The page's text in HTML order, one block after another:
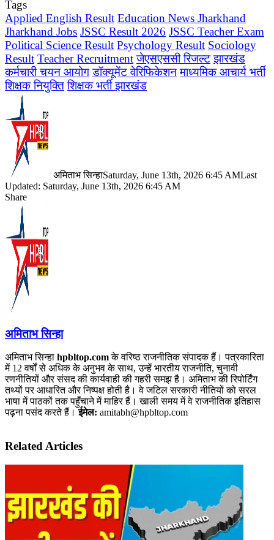
Tags
Applied English Result Education News Jharkhand
Jharkhand Jobs JSSC Result 2026 JSSC Teacher Exam
Political Science Result Psychology Result Sociology
Result Teacher Recruitment जेएसएससी रिजल्ट झारखंड
कर्मचारी चयन आयोग डॉक्यूमेंट वेरिफिकेशन माध्यमिक आचार्य भर्ती
शिक्षक नियुक्ति शिक्षक भर्ती झारखंड
अमिताभ सिन्हाSaturday, June 13th, 2026 6:45 AMLast
Updated: Saturday, June 13th, 2026 6:45 AM
Share
Facebook
LinkedIn
Pinterest
WhatsApp
Telegram
अमिताभ सिन्हा
अमिताभ सिन्हा hpbltop.comके वरिष्ठ राजनीतिक संपादक हैं। पत्रकारिता
में 12 वर्षों से अधिक के अनुभव के साथ, उन्हें भारतीय राजनीति, चुनावी
रणनीतियों और संसद की कार्यवाही की गहरी समझ है। अमिताभ की रिपोर्टिंग
तथ्यों पर आधारित और निष्पक्ष होती है। वे जटिल सरकारी नीतियों को सरल
भाषा में पाठकों तक पहुँचाने में माहिर हैं। खाली समय में वे राजनीतिक इतिहास
पढ़ना पसंद करते हैं।ईमेल: amitabh@hpbltop.com
Related Articles